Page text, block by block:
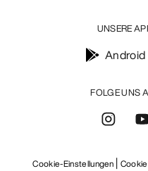
FOLGE UNS
UNSERE
Cookie-Einstellungen